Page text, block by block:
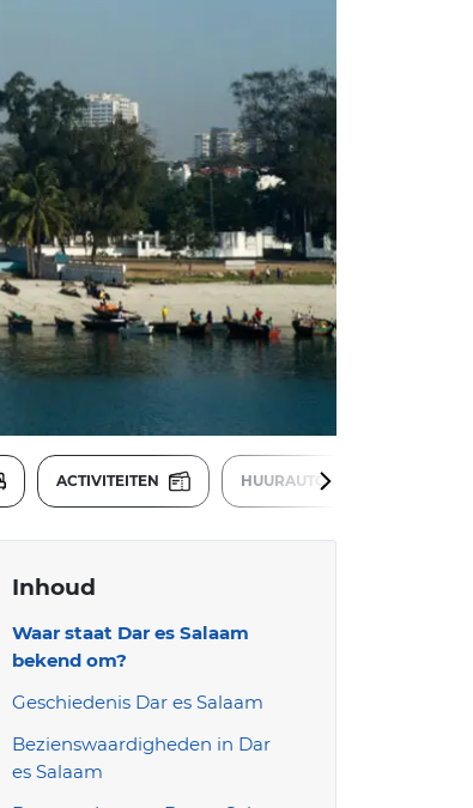
ACTIVITEITEN HUURAUTO'S
Inhoud
Waar staat Dar es Salaam
bekend om?
Geschiedenis Dar es Salaam
Bezienswaardigheden in Dar
es Salaam